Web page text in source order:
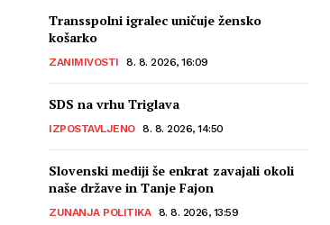
Transspolni igralec uničuje žensko
košarko
ZANIMIVOSTI 8. 8. 2026, 16:09
SDS na vrhu Triglava
IZPOSTAVLJENO 8. 8. 2026, 14:50
Slovenski mediji še enkrat zavajali okoli
naše države in Tanje Fajon
ZUNANJA POLITIKA 8. 8. 2026, 13:59